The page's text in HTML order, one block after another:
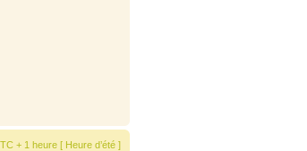
+ 1 heure [ Heure d’été ]